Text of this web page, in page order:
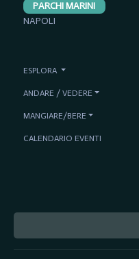
PARCHI MARINI
NAPOLI
ESPLORA
ANDARE / VEDERE
MANGIARE/BERE
CALENDARIO EVENTI